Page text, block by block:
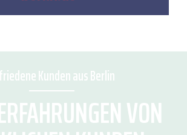
Kunden aus Berlin
VON